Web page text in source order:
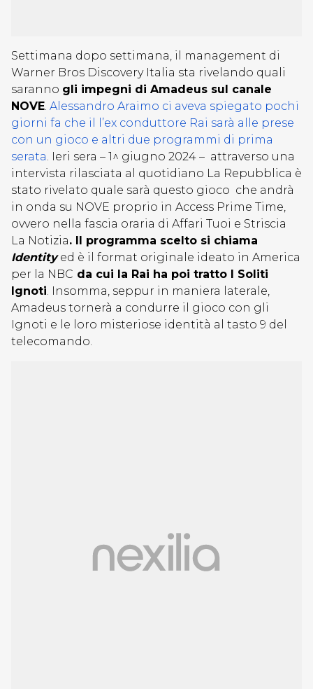
Settimana dopo settimana, il management di
Warner Bros Discovery Italia sta rivelando quali
saranno gli impegni di Amadeus sul canale
NOVE. Alessandro Araimo ci aveva spiegato pochi
giorni fa che il l’ex conduttore Rai sarà alle prese
con un gioco e altri due programmi di prima
serata. Ieri sera – 1^ giugno 2024 – attraverso una
intervista rilasciata al quotidiano La Repubblica è
stato rivelato quale sarà questo gioco che andrà
in onda su NOVE proprio in Access Prime Time,
ovvero nella fascia oraria di Affari Tuoi e Striscia
La Notizia. Il programma scelto si chiama
Identity ed è il format originale ideato in America
per la NBC da cui la Rai ha poi tratto I Soliti
Ignoti. Insomma, seppur in maniera laterale,
Amadeus tornerà a condurre il gioco con gli
Ignoti e le loro misteriose identità al tasto 9 del
telecomando.